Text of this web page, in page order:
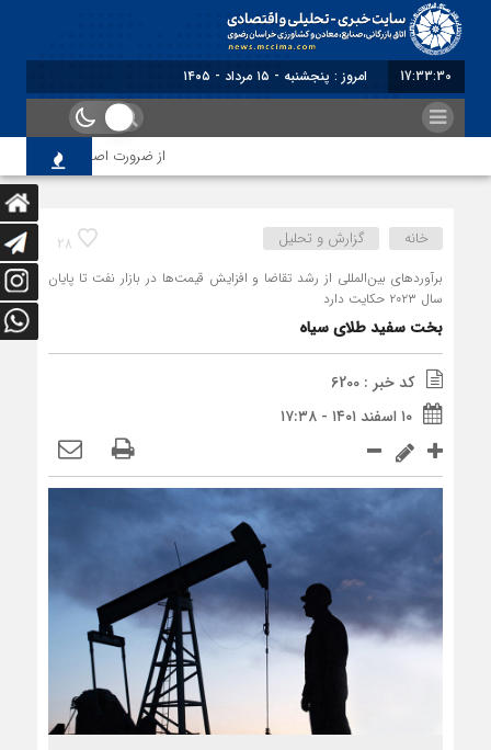
17:33:31 برابر با : Thursday - 6 August - 2026
از ضرورت اصلاح رویه‌های
28 خانه گزارش و تحلیل
برآوردهای بین‌المللی از رشد تقاضا و افزایش قیمت‌ها در بازار نفت تا پایان
سال ۲۰۲۳ حکایت دارد
بخت سفید طلای سیاه
کد خبر : 6200
۱۰ اسفند ۱۴۰۱ - ۱۷:۳۸